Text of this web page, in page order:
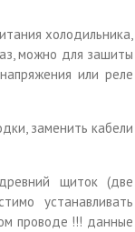
холодильника,
можно для зашиты
или реле
заменить кабели
щиток (две
устанавливать
проводе !!! данные